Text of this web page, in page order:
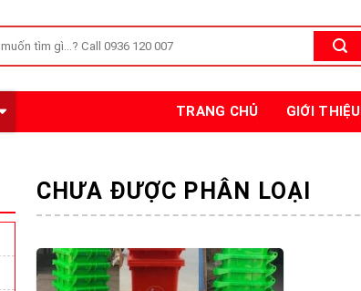
TRANG CHỦ GIỚI THIỆU
CHƯA ĐƯỢC PHÂN LOẠI